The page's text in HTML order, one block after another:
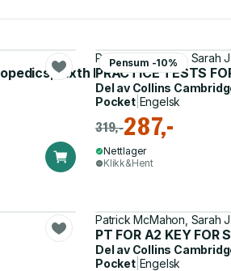
Sixth Edition
Pensum -10%
Patrick McMahon, Sarah
PRACTICE TESTS
Del av Collins
Pocket| Engelsk
319,-287,-
Nettlager
Klikk&Hent
Patrick McMahon, Sarah
PT FOR A2 KEY FOR
Del av Collins
Pocket| Engelsk